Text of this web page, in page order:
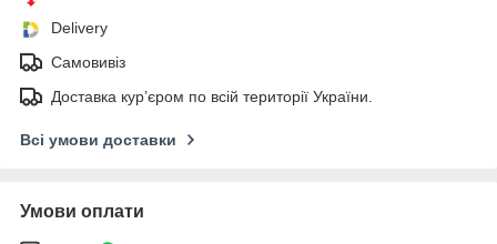
Delivery
Самовивіз
Доставка кур’єром по всій території України.
Всі умови доставки
Умови оплати